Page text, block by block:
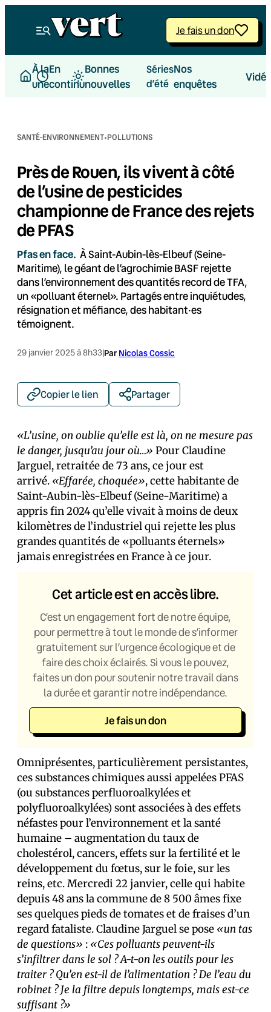
Je fais un don
À la
une
En
continu
Bonnes
nouvelles
Séries
d’été
Nos
enquêtes
SANTÉ-ENVIRONNEMENT·POLLUTIONS
Près de Rouen, ils vivent à côté
de l’usine de pesticides
championne de France des rejets
de PFAS
Pfas en face. À Saint-Aubin-lès-Elbeuf (Seine-
Maritime), le géant de l’agrochimie BASF rejette
dans l’environnement des quantités record de TFA,
un «polluant éternel». Partagés entre inquiétudes,
résignation et méfiance, des habitant·es
témoignent.
29 janvier 2025 à 8h33|Par Nicolas Cossic
Copier le lien Partager
«L’usine, on oublie qu’elle est là, on ne mesure pas
le danger, jusqu’au jour où…» Pour Claudine
Jarguel, retraitée de 73 ans, ce jour est
arrivé. «Effarée, choquée», cette habitante de
Saint-Aubin-lès-Elbeuf (Seine-Maritime) a
appris fin 2024 qu’elle vivait à moins de deux
kilomètres de l’industriel qui rejette les plus
grandes quantités de «polluants éternels»
jamais enregistrées en France à ce jour.
Cet article est en accès libre.
C’est un engagement fort de notre équipe,
pour permettre à tout le monde de s’informer
gratuitement sur l’urgence écologique et de
faire des choix éclairés. Si vous le pouvez,
faites un don pour soutenir notre travail dans
la durée et garantir notre indépendance.
Je fais un don
Omniprésentes, particulièrement persistantes,
ces substances chimiques aussi appelées PFAS
(ou substances perfluoroalkylées et
polyfluoroalkylées) sont associées à des effets
néfastes pour l’environnement et la santé
humaine – augmentation du taux de
cholestérol, cancers, effets sur la fertilité et le
développement du fœtus, sur le foie, sur les
reins, etc. Mercredi 22 janvier, celle qui habite
depuis 48 ans la commune de 8 500 âmes fixe
ses quelques pieds de tomates et de fraises d’un
regard fataliste. Claudine Jarguel se pose «un tas
de questions» : «Ces polluants peuvent-ils
s’infiltrer dans le sol ? A-t-on les outils pour les
traiter ? Qu’en est-il de l’alimentation ? De l’eau du
robinet ? Je la filtre depuis longtemps, mais est-ce
suffisant ?»